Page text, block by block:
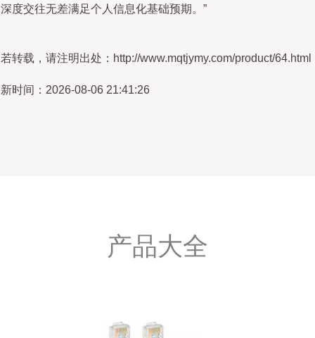
度交往无差满足个人信息化基础预期。”
转载，请注明出处：http://www.mqtjymy.com/product/64.html
时间：2026-08-06 21:41:26
产品大全